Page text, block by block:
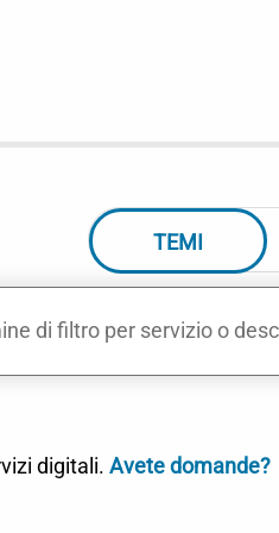
del
TEMI
termini di filtro
digitali. Avete domande?